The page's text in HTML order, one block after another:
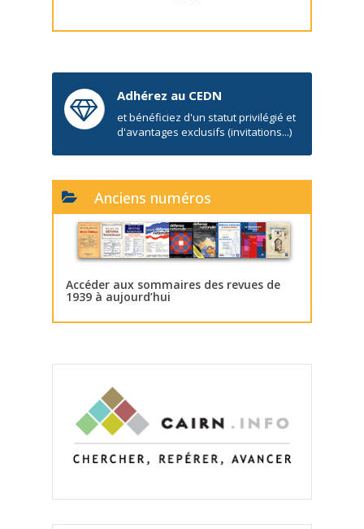
Adhérez au CEDN
et bénéficiez d'un statut privilégié et
d'avantages exclusifs (invitations...)
Anciens numéros
Accéder aux sommaires des revues de
1939 à aujourd’hui